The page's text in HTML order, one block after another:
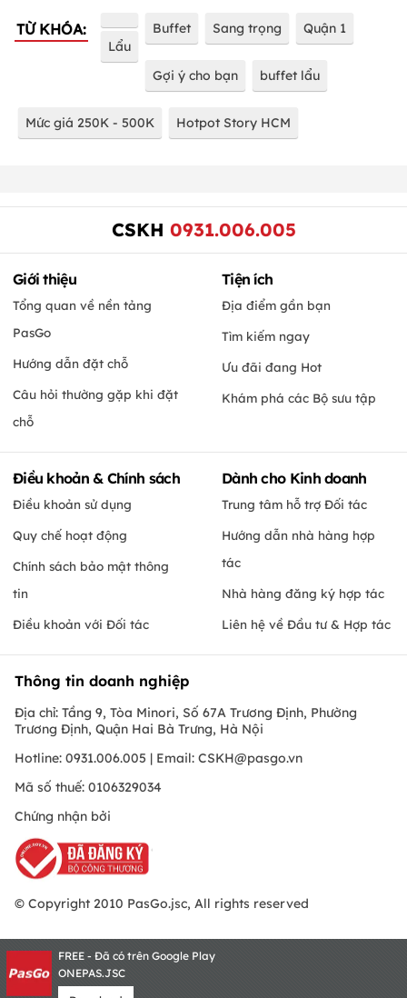
TỪ KHÓA:
Lẩu
Buffet Sang trọng Quận 1
Gợi ý cho bạn buffet lẩu
Mức giá 250K - 500K Hotpot Story HCM
CSKH 0931.006.005
Giới thiệu
Tổng quan về nền tảng
PasGo
Hướng dẫn đặt chỗ
Câu hỏi thường gặp khi đặt
chỗ
Tiện ích
Địa điểm gần bạn
Tìm kiếm ngay
Ưu đãi đang Hot
Khám phá các Bộ sưu tập
Điều khoản & Chính sách
Điều khoản sử dụng
Quy chế hoạt động
Chính sách bảo mật thông
tin
Điều khoản với Đối tác
Dành cho Kinh doanh
Trung tâm hỗ trợ Đối tác
Hướng dẫn nhà hàng hợp
tác
Nhà hàng đăng ký hợp tác
Liên hệ về Đầu tư & Hợp tác
Thông tin doanh nghiệp
Địa chỉ: Tầng 9, Tòa Minori, Số 67A Trương Định, Phường
Trương Định, Quận Hai Bà Trưng, Hà Nội
Hotline: 0931.006.005 | Email: CSKH@pasgo.vn
Mã số thuế: 0106329034
Chứng nhận bởi
© Copyright 2010 PasGo.jsc, All rights reserved
FREE - Đã có trên Google Play
ONEPAS.JSC